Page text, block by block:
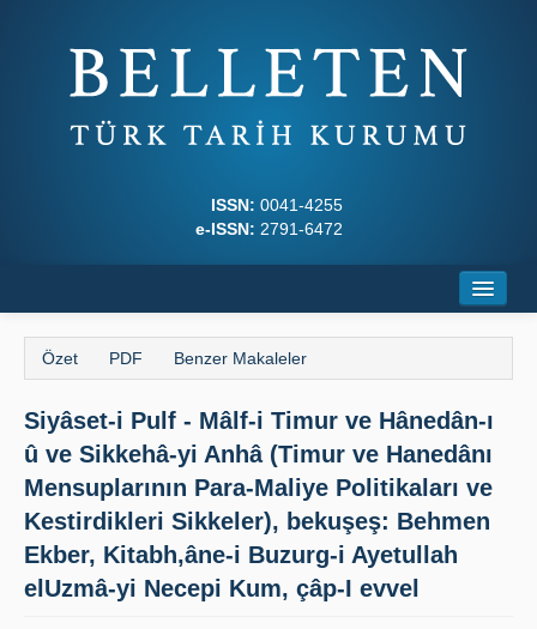
ISSN: 0041-4255
e-ISSN: 2791-6472
Hakkında
Dergi Kurulları
İlkeler
Yayın Politikaları
Özet PDF Benzer Makaleler
Siyâset-i Pulf - Mâlf-i Timur ve Hânedân-ı
û ve Sikkehâ-yi Anhâ (Timur ve Hanedânı
Mensuplarının Para-Maliye Politikaları ve
Kestirdikleri Sikkeler), bekuşeş: Behmen
Ekber, Kitabh,âne-i Buzurg-i Ayetullah
elUzmâ-yi Necepi Kum, çâp-I evvel